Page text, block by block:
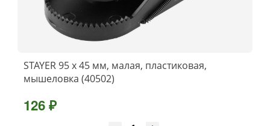
STAYER 95 х 45 мм, малая, пластиковая,
мышеловка (40502)
126 ₽